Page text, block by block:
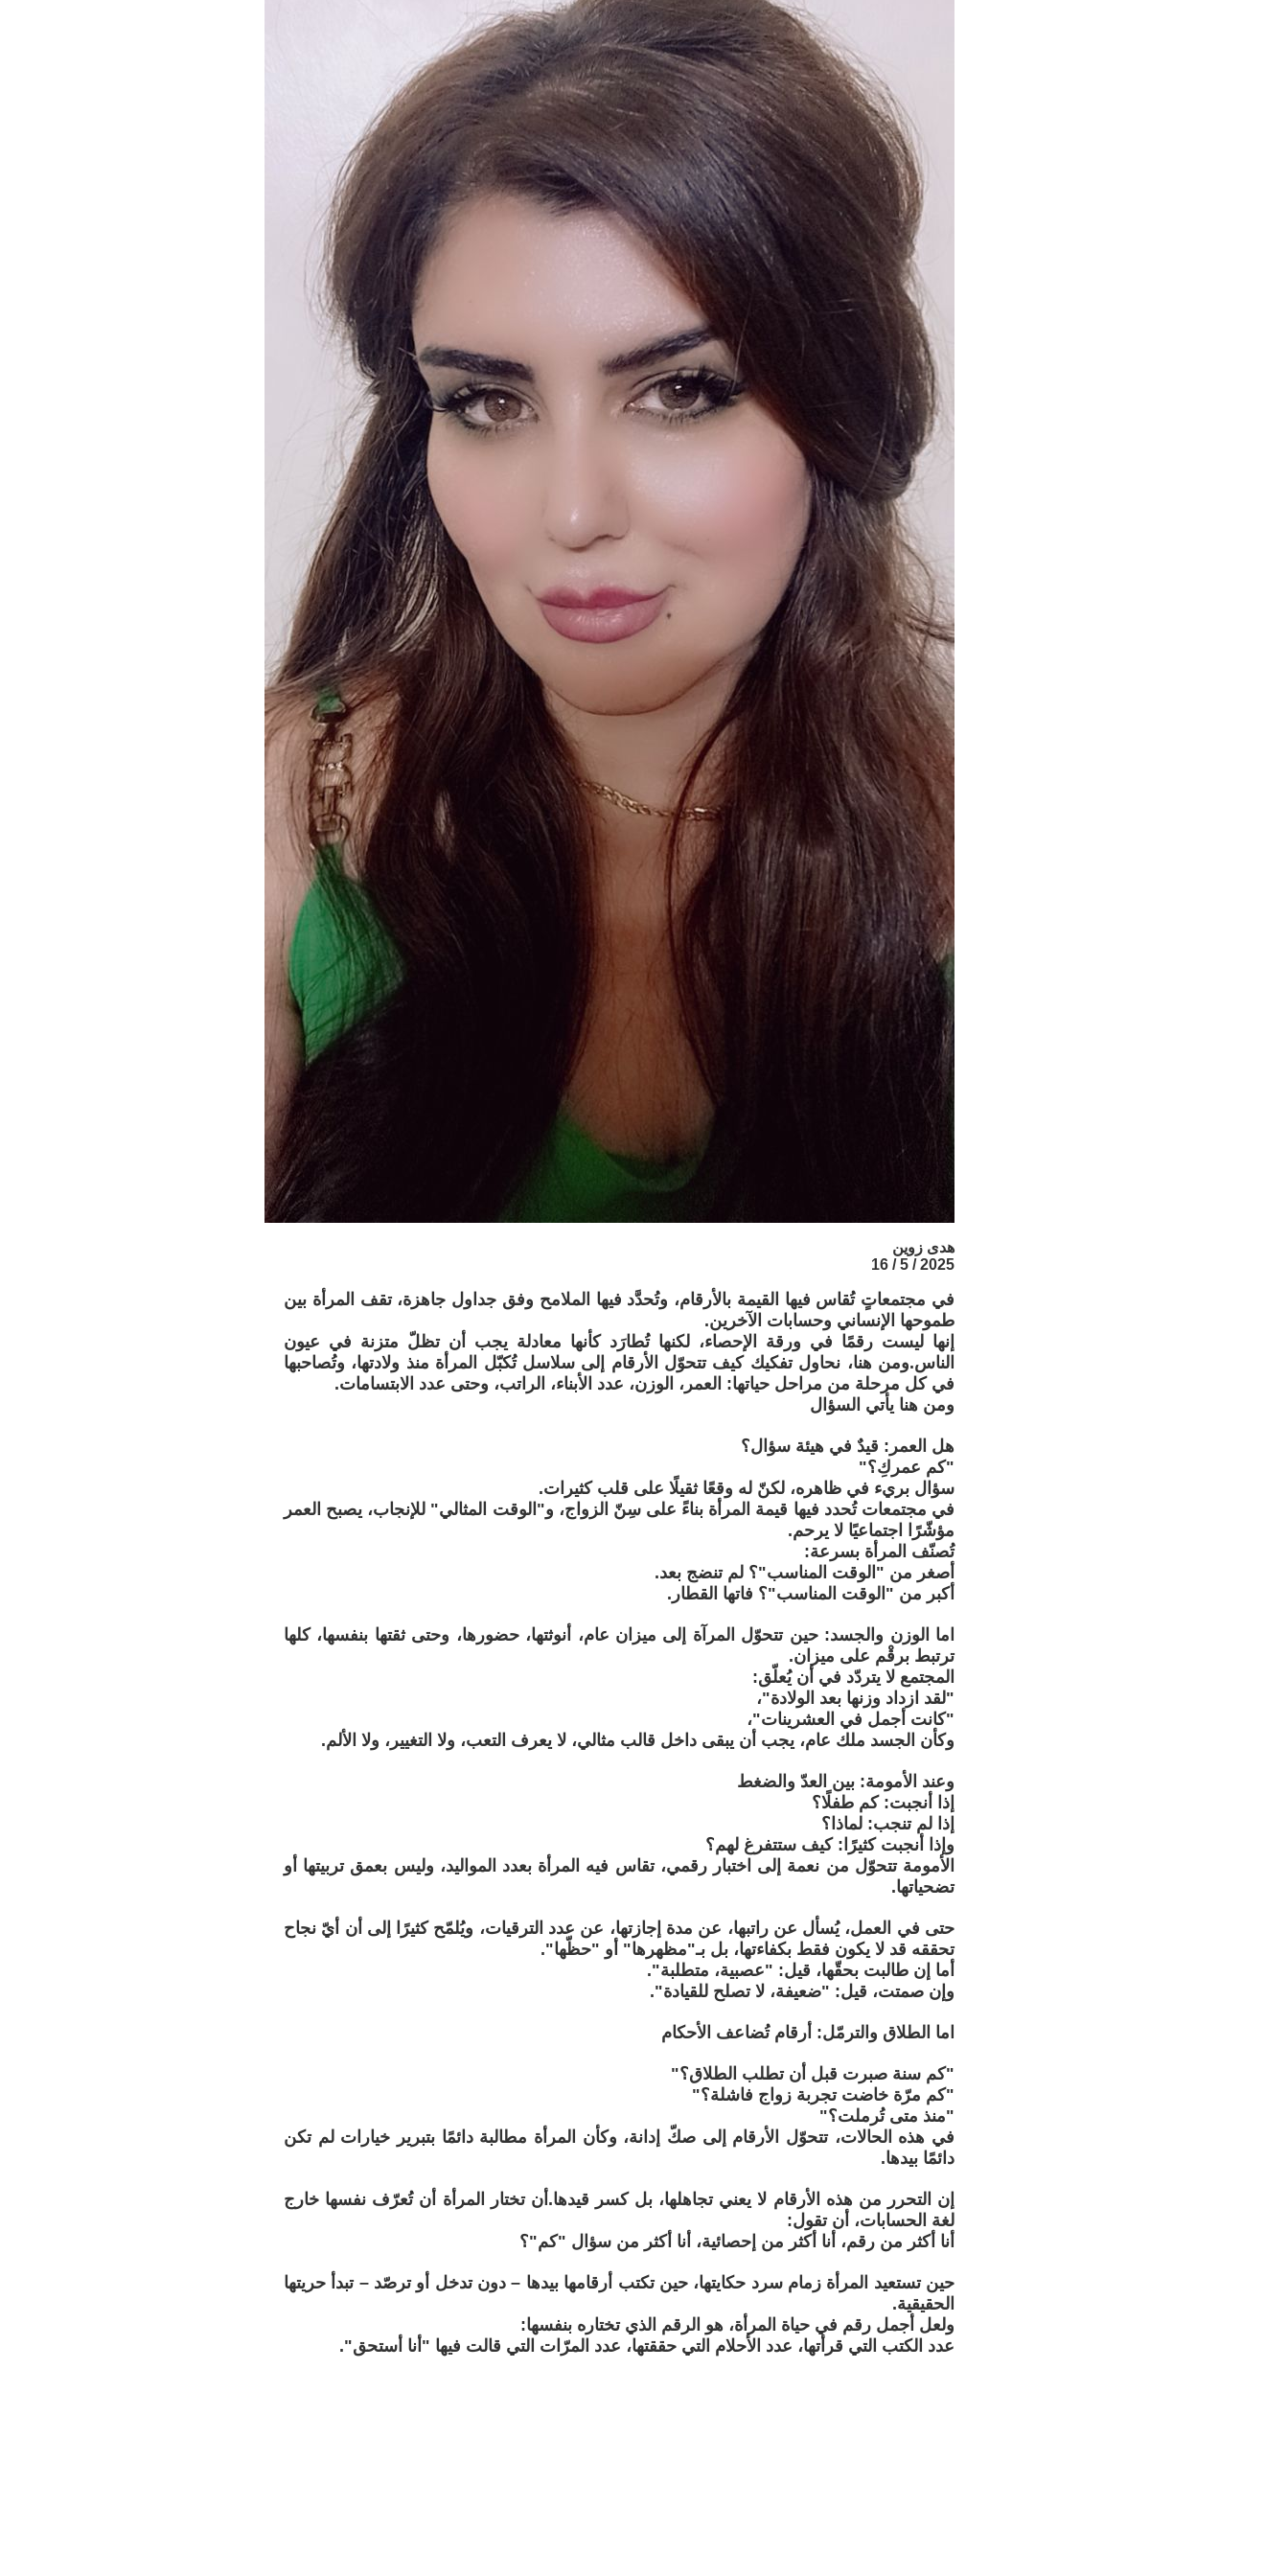
هدى زوين
2025 / 5 / 16
في مجتمعاتٍ تُقاس فيها القيمة بالأرقام، وتُحدَّد فيها الملامح وفق جداول جاهزة، تقف المرأة بين
طموحها الإنساني وحسابات الآخرين.
إنها ليست رقمًا في ورقة الإحصاء، لكنها تُطارَد كأنها معادلة يجب أن تظلّ متزنة في عيون
الناس.ومن هنا، نحاول تفكيك كيف تتحوّل الأرقام إلى سلاسل تُكبّل المرأة منذ ولادتها، وتُصاحبها
في كل مرحلة من مراحل حياتها: العمر، الوزن، عدد الأبناء، الراتب، وحتى عدد الابتسامات.
ومن هنا يأتي السؤال
هل العمر: قيدٌ في هيئة سؤال؟
"كم عمركِ؟"
سؤال بريء في ظاهره، لكنّ له وقعًا ثقيلًا على قلب كثيرات.
في مجتمعات تُحدد فيها قيمة المرأة بناءً على سِنّ الزواج، و"الوقت المثالي" للإنجاب، يصبح العمر
مؤشّرًا اجتماعيًا لا يرحم.
تُصنّف المرأة بسرعة:
أصغر من "الوقت المناسب"؟ لم تنضج بعد.
أكبر من "الوقت المناسب"؟ فاتها القطار.
اما الوزن والجسد: حين تتحوّل المرآة إلى ميزان عام، أنوثتها، حضورها، وحتى ثقتها بنفسها، كلها
ترتبط برقْم على ميزان.
المجتمع لا يتردّد في أن يُعلّق:
"لقد ازداد وزنها بعد الولادة"،
"كانت أجمل في العشرينات"،
وكأن الجسد ملك عام، يجب أن يبقى داخل قالب مثالي، لا يعرف التعب، ولا التغيير، ولا الألم.
وعند الأمومة: بين العدّ والضغط
إذا أنجبت: كم طفلًا؟
إذا لم تنجب: لماذا؟
وإذا أنجبت كثيرًا: كيف ستتفرغ لهم؟
الأمومة تتحوّل من نعمة إلى اختبار رقمي، تقاس فيه المرأة بعدد المواليد، وليس بعمق تربيتها أو
تضحياتها.
حتى في العمل، يُسأل عن راتبها، عن مدة إجازتها، عن عدد الترقيات، ويُلمّح كثيرًا إلى أن أيّ نجاح
تحققه قد لا يكون فقط بكفاءتها، بل بـ"مظهرها" أو "حظّها".
أما إن طالبت بحقّها، قيل: "عصبية، متطلبة".
وإن صمتت، قيل: "ضعيفة، لا تصلح للقيادة".
اما الطلاق والترمّل: أرقام تُضاعف الأحكام
"كم سنة صبرت قبل أن تطلب الطلاق؟"
"كم مرّة خاضت تجربة زواج فاشلة؟"
"منذ متى تُرملت؟"
في هذه الحالات، تتحوّل الأرقام إلى صكّ إدانة، وكأن المرأة مطالبة دائمًا بتبرير خيارات لم تكن
دائمًا بيدها.
إن التحرر من هذه الأرقام لا يعني تجاهلها، بل كسر قيدها.أن تختار المرأة أن تُعرّف نفسها خارج
لغة الحسابات، أن تقول:
أنا أكثر من رقم، أنا أكثر من إحصائية، أنا أكثر من سؤال "كم"؟
حين تستعيد المرأة زمام سرد حكايتها، حين تكتب أرقامها بيدها – دون تدخل أو ترصّد – تبدأ حريتها
الحقيقية.
ولعل أجمل رقم في حياة المرأة، هو الرقم الذي تختاره بنفسها:
عدد الكتب التي قرأتها، عدد الأحلام التي حققتها، عدد المرّات التي قالت فيها "أنا أستحق".